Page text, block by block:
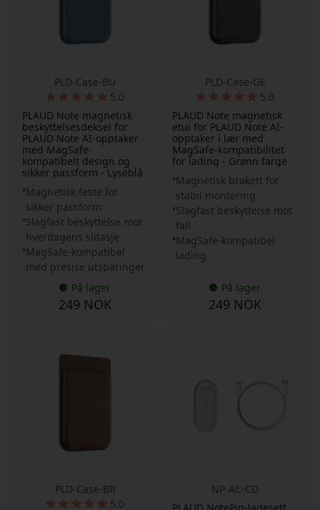
PLD-Case-BU
5.0
PLAUD Note magnetisk
beskyttelsesdeksel for
PLAUD Note AI-opptaker
med MagSafe-
kompatibelt design og
sikker passform - Lyseblå
Magnetisk feste for
sikker passform
Slagfast beskyttelse mot
hverdagens slitasje
MagSafe-kompatibel
med presise utsparinger
På lager
249 NOK
PLD-Case-GE
5.0
PLAUD Note magnetisk
etui for PLAUD Note AI-
opptaker i lær med
MagSafe-kompatibilitet
for lading - Grønn farge
Magnetisk brakett for
stabil montering
Slagfast beskyttelse mot
fall
MagSafe-kompatibel
lading
På lager
249 NOK
PLD-Case-BR
5.0
NP-AC-CD
PLAUD NotePin-ladesett